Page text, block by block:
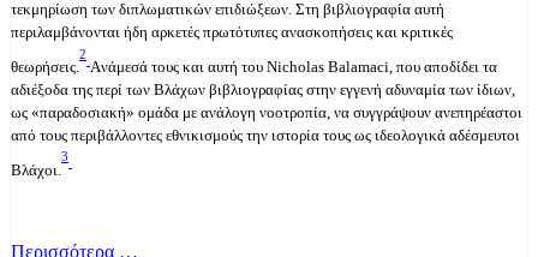
τεκμηρίωση των διπλωματικών επιδιώξεων. Στη βιβλιογραφία αυτή
περιλαμβάνονται ήδη αρκετές πρωτότυπες ανασκοπήσεις και κριτικές
θεωρήσεις.
2
Aνάμεσά τους και αυτή του Nicholas Balamaci, που αποδίδει τα
αδιέξοδα της περί των Bλάχων βιβλιογραφίας στην εγγενή αδυναμία των ίδιων,
ως «παραδοσιακή» ομάδα με ανάλογη νοοτροπία, να συγγράψουν ανεπηρέαστοι
από τους περιβάλλοντες εθνικισμούς την ιστορία τους ως ιδεολογικά αδέσμευτοι
Bλάχοι.
3
Περισσότερα …